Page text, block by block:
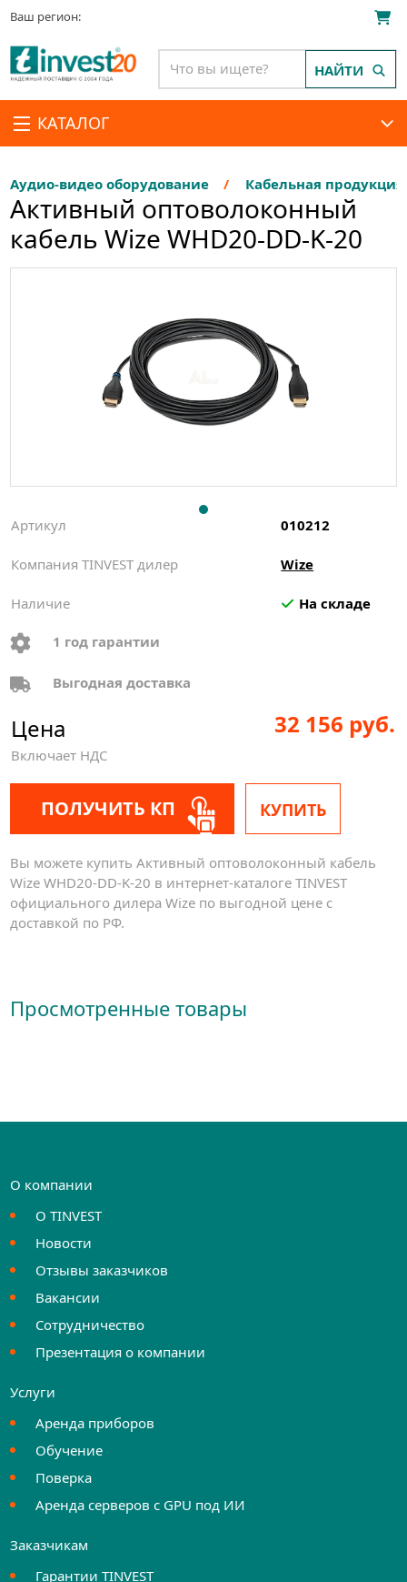
Ваш регион:
КАТАЛОГ
НАЙТИ
Аудио-видео оборудование Кабельная продукция
Активный оптоволоконный
кабель Wize WHD20-DD-K-20
Артикул 010212
Компания TINVEST дилер Wize
Наличие На складе
1 год гарантии
Выгодная доставка
Цена
Включает НДС
32 156 руб.
ПОЛУЧИТЬ КП КУПИТЬ
Вы можете купить Активный оптоволоконный кабель
Wize WHD20-DD-K-20 в интернет-каталоге TINVEST
официального дилера Wize по выгодной цене с
доставкой по РФ.
Просмотренные товары
О компании
О TINVEST
Новости
Отзывы заказчиков
Вакансии
Сотрудничество
Презентация о компании
Услуги
Аренда приборов
Обучение
Поверка
Аренда серверов с GPU под ИИ
Заказчикам
Гарантии TINVEST